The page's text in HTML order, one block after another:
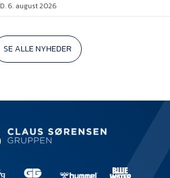
D. 6. august 2026
SE ALLE NYHEDER